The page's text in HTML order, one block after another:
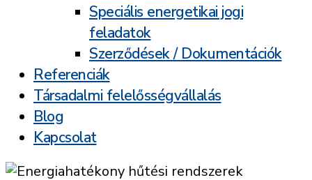
Speciális energetikai jogi
feladatok
Szerződések / Dokumentációk
Referenciák
Társadalmi felelősségvállalás
Blog
Kapcsolat